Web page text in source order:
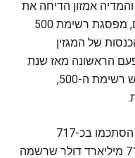
אמזון הדיחה את
וולמארט, הקמעונאית הגדולה בעולם, מפסגת רשימת 500
של המגזין
הראשונה מאז שנת
2002 שוולמארט אינה מדורגת בראש רשימת ה-500,
הכנסות אמזון בשנת הכספים 2025 הסתכמו בכ-717
מיליארד דולר, יותר מהכנסות של 713 מיליארד דולר שרשמה